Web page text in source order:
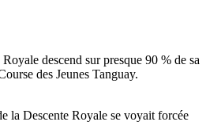
descend sur presque 90 % de sa
des Jeunes Tanguay.
la Descente Royale se voyait forcée